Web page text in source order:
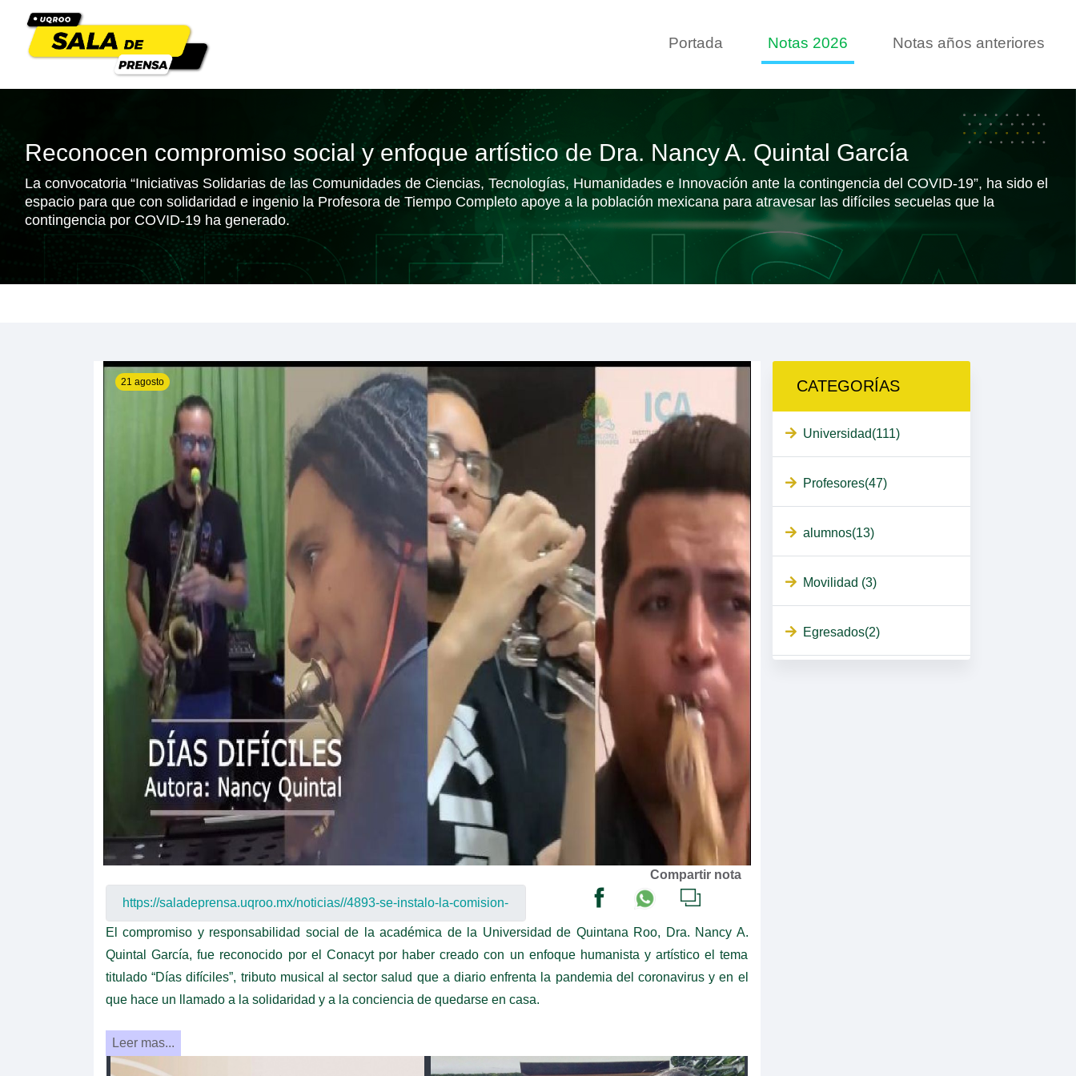
Portada Notas 2026 Notas años anteriores
Reconocen compromiso social y enfoque artístico de Dra. Nancy A. Quintal García
La convocatoria “Iniciativas Solidarias de las Comunidades de Ciencias, Tecnologías, Humanidades e Innovación ante la contingencia del COVID-19”, ha sido el
espacio para que con solidaridad e ingenio la Profesora de Tiempo Completo apoye a la población mexicana para atravesar las difíciles secuelas que la
contingencia por COVID-19 ha generado.
21 agosto
Compartir nota
El compromiso y responsabilidad social de la académica de la Universidad de Quintana Roo, Dra. Nancy A.
Quintal García, fue reconocido por el Conacyt por haber creado con un enfoque humanista y artístico el tema
titulado “Días difíciles”, tributo musical al sector salud que a diario enfrenta la pandemia del coronavirus y en el
que hace un llamado a la solidaridad y a la conciencia de quedarse en casa.
Leer mas...
CATEGORÍAS
Universidad(111)
Profesores(47)
alumnos(13)
Movilidad (3)
Egresados(2)